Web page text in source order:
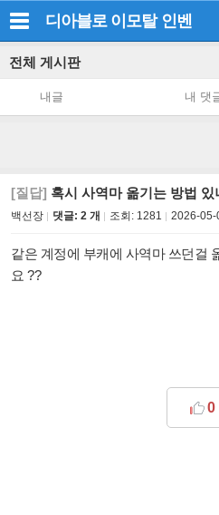
디아블로 이모탈 인벤
전체 게시판
내글 내 댓
[질답] 혹시 사역마 옮기는 방법 있
백선장 댓글: 2 개 조회: 1281 2026-05-
같은 계정에 부캐에 사역마 쓰던걸
요 ??
0